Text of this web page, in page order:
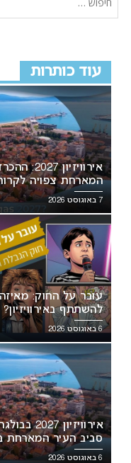
עוד כותרות
אירוויזיון
המארחת צפויה
7 באוגוסט 2026
עובר על החוק:
להשתתף באירוויזיון?
6 באוגוסט 2026
אירוויזיון
סביב העיר המארחת
6 באוגוסט 2026